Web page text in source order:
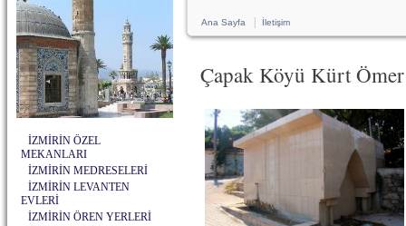
İZMİRİN ÖZEL
MEKANLARI
İZMİRİN MEDRESELERİ
İZMİRİN LEVANTEN
EVLERİ
İZMİRİN ÖREN YERLERİ
Ana Sayfa İletişim
Çapak Köyü Kürt